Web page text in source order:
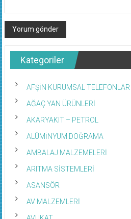
Kategoriler
AFŞİN KURUMSAL TELEFONLAR
AĞAÇ YAN ÜRÜNLERİ
AKARYAKIT – PETROL
ALÜMİNYUM DOĞRAMA
AMBALAJ MALZEMELERİ
ARITMA SİSTEMLERİ
ASANSÖR
AV MALZEMLERİ